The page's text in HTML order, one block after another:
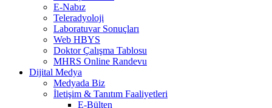
E-Nabız
Teleradyoloji
Laboratuvar Sonuçları
Web HBYS
Doktor Çalışma Tablosu
MHRS Online Randevu
Dijital Medya
Medyada Biz
İletişim & Tanıtım Faaliyetleri
E-Bülten